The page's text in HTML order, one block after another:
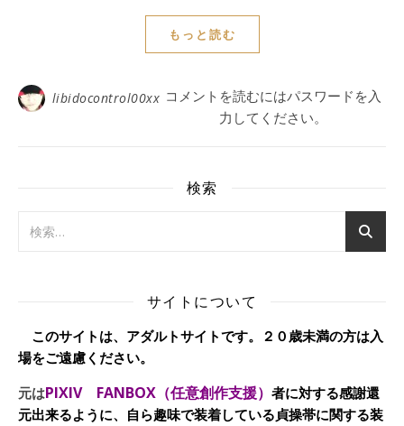
もっと読む
libidocontrol00xx コメントを読むにはパスワードを入
力してください。
検索
サイトについて
このサイトは、アダルトサイトです。２０歳未満の方は入
場をご遠慮ください。
元はPIXIV FANBOX（任意創作支援） 者に対する感謝還
元出来るように、自ら趣味で装着している貞操帯に関する装